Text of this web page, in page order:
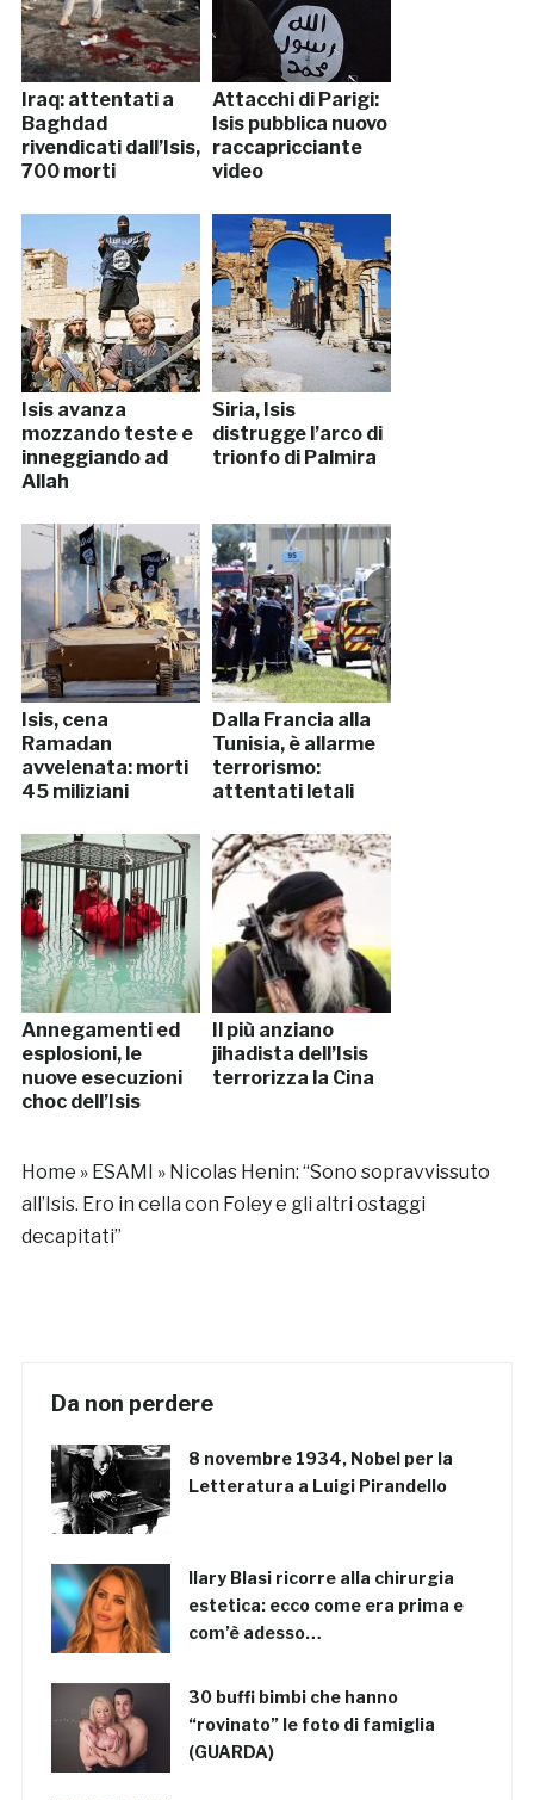
Iraq: attentati a
Baghdad
rivendicati dall’Isis,
700 morti
Attacchi di Parigi:
Isis pubblica nuovo
raccapricciante
video
Isis avanza
mozzando teste e
inneggiando ad
Allah
Siria, Isis
distrugge l’arco di
trionfo di Palmira
Isis, cena
Ramadan
avvelenata: morti
45 miliziani
Dalla Francia alla
Tunisia, è allarme
terrorismo:
attentati letali
Annegamenti ed
esplosioni, le
nuove esecuzioni
choc dell’Isis
Il più anziano
jihadista dell’Isis
terrorizza la Cina
Home » ESAMI » Nicolas Henin: “Sono sopravvissuto
all’Isis. Ero in cella con Foley e gli altri ostaggi
decapitati”
Da non perdere
8 novembre 1934, Nobel per la
Letteratura a Luigi Pirandello
Ilary Blasi ricorre alla chirurgia
estetica: ecco come era prima e
com’è adesso…
30 buffi bimbi che hanno
“rovinato” le foto di famiglia
(GUARDA)